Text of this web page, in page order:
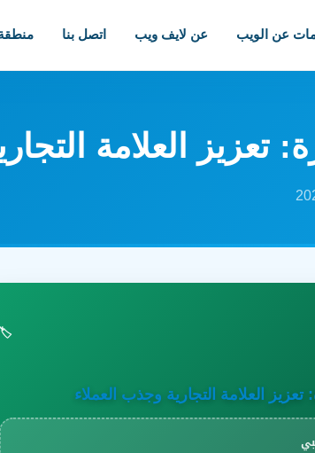
عن الويب عن لايف ويب اتصل بنا
العلامة
🏷️
العلامة التجارية وجذب العملاء